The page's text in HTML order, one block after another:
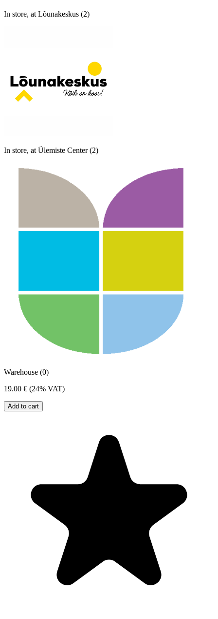
In store, at Lõunakeskus (2)
In store, at Ülemiste Center (2)
Warehouse (0)
19.00 € (24% VAT)
Add to cart